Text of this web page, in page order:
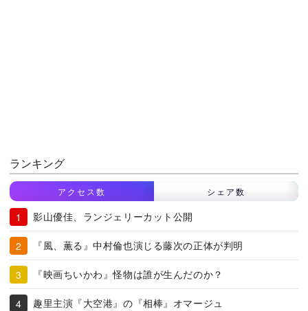
ランキング
アクセス数 シェア数
影山優佳、ランジェリーカット公開
『風、薫る』中村倫也演じる藤次の正体が判明
『映画ちいかわ』怪物は誰が生んだのか？
趣里主演『大空港』の『相棒』オマージュ